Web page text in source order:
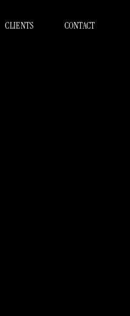
CLIENTS CONTACT